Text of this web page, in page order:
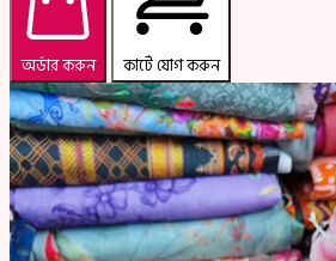
অর্ডার করুন কার্টে যোগ করুন